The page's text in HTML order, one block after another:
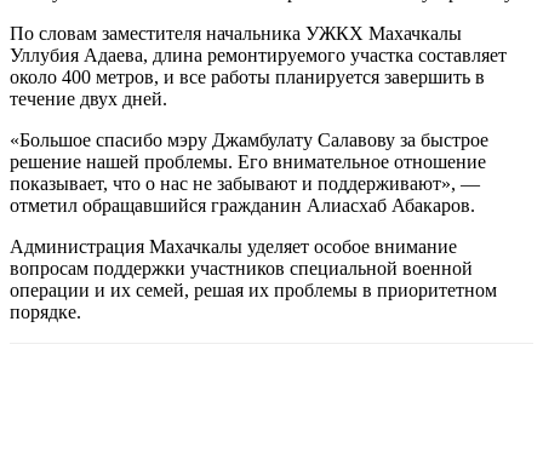
По словам заместителя начальника УЖКХ Махачкалы
Уллубия Адаева, длина ремонтируемого участка составляет
около 400 метров, и все работы планируется завершить в
течение двух дней.
«Большое спасибо мэру Джамбулату Салавову за быстрое
решение нашей проблемы. Его внимательное отношение
показывает, что о нас не забывают и поддерживают», —
отметил обращавшийся гражданин Алиасхаб Абакаров.
Администрация Махачкалы уделяет особое внимание
вопросам поддержки участников специальной военной
операции и их семей, решая их проблемы в приоритетном
порядке.